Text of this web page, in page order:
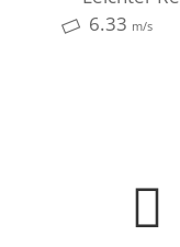
6.33 m/s